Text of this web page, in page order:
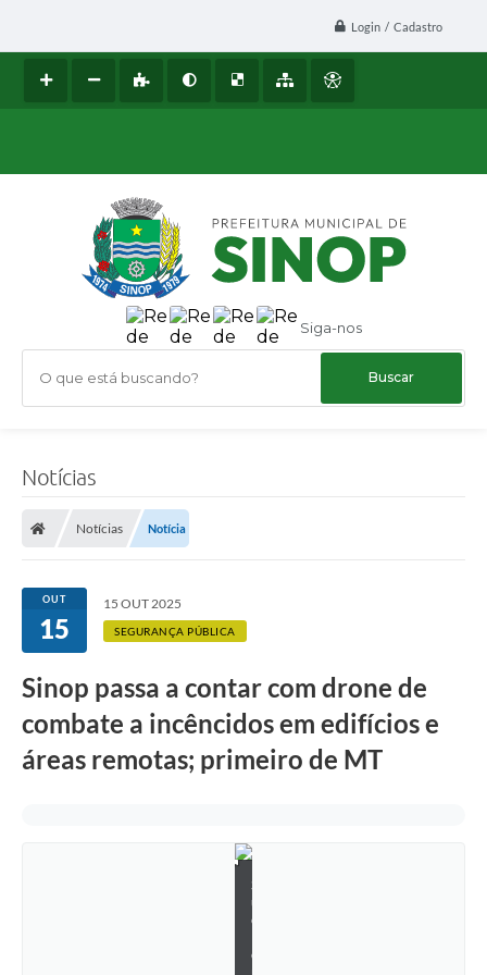
Login / Cadastro
Siga-nos
O que está buscando?
Notícias
Notícias Notícia
OUT
15
15 OUT 2025
SEGURANÇA PÚBLICA
Sinop passa a contar com drone de
combate a incêncidos em edifícios e
áreas remotas; primeiro de MT
S
u
e
e